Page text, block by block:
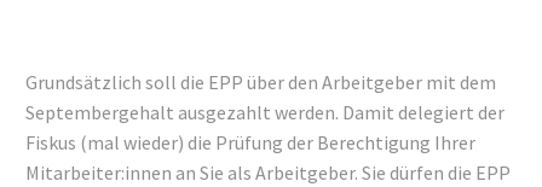
Grundsätzlich soll die EPP über den Arbeitgeber mit dem
Septembergehalt ausgezahlt werden. Damit delegiert der
Fiskus (mal wieder) die Prüfung der Berechtigung Ihrer
Mitarbeiter:innen an Sie als Arbeitgeber. Sie dürfen die EPP